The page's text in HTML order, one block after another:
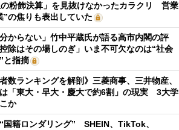
の粉飾決算」を見抜けなかったカラクリ 営業
”の焦りも表出していた
からない」竹中平蔵氏が語る高市内閣の評
除はその場しのぎ」いま不可欠なのは“社会
と指摘
数ランキングを解剖》三菱商事、三井物産、
「東大・早大・慶大で約6割」の現実 3大学
か
国籍ロンダリング” SHEIN、TikTok、